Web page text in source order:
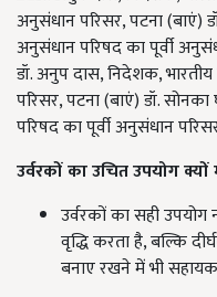
डॉ. अनुप दास, निदेशक,
परिसर, पटना (बाएं) डॉ.
परिषद का पूर्वी अनुसंधान
उर्वरकों का उचित उपयोग क्यों
उर्वरकों का सही
वृद्धि करता है, बल्कि
बनाए रखने में भी सहायक